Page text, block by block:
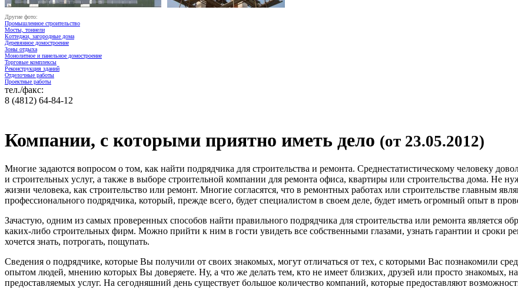
Другие фото:
Промышленное строительство
Мосты, тоннели
Коттеджи, загородные дома
Деревянное домостроение
Зоны отдыха
Монолитное и панельное домостроение
Торговые комплексы
Реконструкция зданий
Отделочные работы
Проектные работы
тел./факс:
8 (4812) 64-84-12
Компании, с которыми приятно иметь дело (от 23.05.2012)
Многие задаются вопросом о том, как найти подрядчика для строительства и ремонта. Среднестатистическому человеку
и строительных услуг, а также в выборе строительной компании для ремонта офиса, квартиры или строительства дома. Не
жизни человека, как строительство или ремонт. Многие согласятся, что в ремонтных работах или строительстве главным
профессионального подрядчика, который, прежде всего, будет специалистом в своем деле, будет иметь огромный опыт в
Зачастую, одним из самых проверенных способов найти правильного подрядчика для строительства или ремонта является
каких-либо строительных фирм. Можно прийти к ним в гости увидеть все собственными глазами, узнать гарантии и сроки
хочется знать, потрогать, пощупать.
Сведения о подрядчике, которые Вы получили от своих знакомых, могут отличаться от тех, с которыми Вас познакомили
опытом людей, мнению которых Вы доверяете. Ну, а что же делать тем, кто не имеет близких, друзей или просто знакомых,
предоставляемых услуг. На сегодняшний день существует большое количество компаний, которые предоставляют